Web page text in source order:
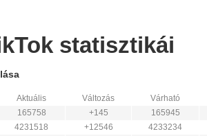
statisztikái
Aktuális Változás
Várható
165758 +145
165945
4231518 +12546
4233234